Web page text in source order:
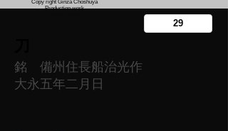
Copy right Ginza Choshuya
Production work
銘 備州住長船治光作
大永五年二月日